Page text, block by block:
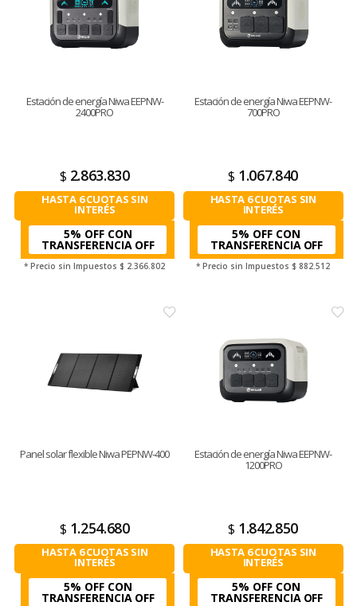
Estación de energía Niwa EEPNW-
2400PRO
$ 2.863.830
HASTA 6 CUOTAS SIN
INTERÉS
5% OFF CON
TRANSFERENCIA
* Precio sin Impuestos $ 2.366.802
Estación de energía Niwa EEPNW-
700PRO
$ 1.067.840
HASTA 6 CUOTAS SIN
INTERÉS
5% OFF CON
TRANSFERENCIA
* Precio sin Impuestos $ 882.512
Panel solar flexible Niwa PEPNW-400
$ 1.254.680
HASTA 6 CUOTAS SIN
INTERÉS
5% OFF CON
TRANSFERENCIA
Estación de energía Niwa EEPNW-
1200PRO
$ 1.842.850
HASTA 6 CUOTAS SIN
INTERÉS
5% OFF CON
TRANSFERENCIA